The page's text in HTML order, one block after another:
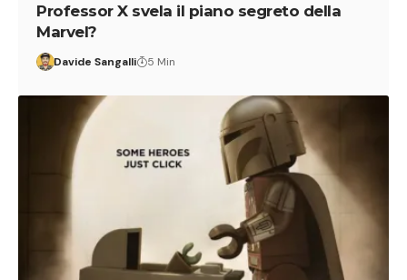
Professor X svela il piano segreto della
Marvel?
Davide Sangalli 5 Min